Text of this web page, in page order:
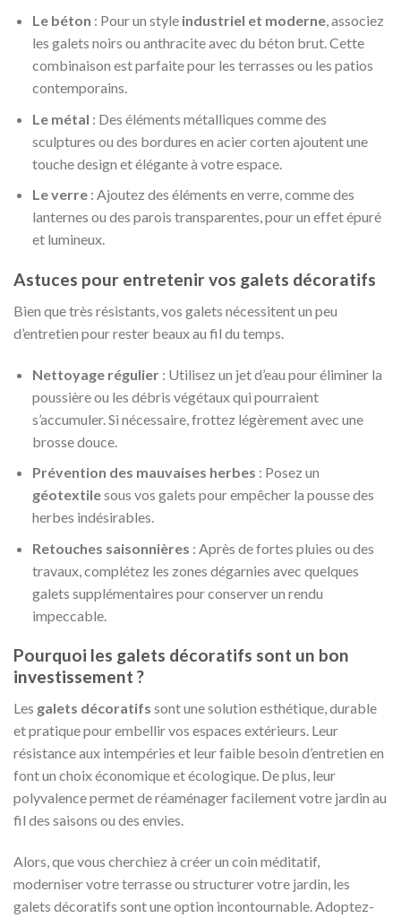
Le béton : Pour un style industriel et moderne, associez
les galets noirs ou anthracite avec du béton brut. Cette
combinaison est parfaite pour les terrasses ou les patios
contemporains.
Le métal : Des éléments métalliques comme des
sculptures ou des bordures en acier corten ajoutent une
touche design et élégante à votre espace.
Le verre: Ajoutez des éléments en verre, comme des
lanternes ou des parois transparentes, pour un effet épuré
et lumineux.
Astuces pour entretenir vos galets décoratifs
Bien que très résistants, vos galets nécessitent un peu
d’entretien pour rester beaux au fil du temps.
Nettoyage régulier: Utilisez un jet d’eau pour éliminer la
poussière ou les débris végétaux qui pourraient
s’accumuler. Si nécessaire, frottez légèrement avec une
brosse douce.
Prévention des mauvaises herbes : Posez un
géotextilesous vos galets pour empêcher la pousse des
herbes indésirables.
Retouches saisonnières : Après de fortes pluies ou des
travaux, complétez les zones dégarnies avec quelques
galets supplémentaires pour conserver un rendu
impeccable.
Pourquoi les galets décoratifs sont un bon
investissement ?
Les galets décoratifs sont une solution esthétique, durable
et pratique pour embellir vos espaces extérieurs. Leur
résistance aux intempéries et leur faible besoin d’entretien en
font un choix économique et écologique. De plus, leur
polyvalence permet de réaménager facilement votre jardin au
fil des saisons ou des envies.
Alors, que vous cherchiez à créer un coin méditatif,
moderniser votre terrasse ou structurer votre jardin, les
galets décoratifs sont une option incontournable. Adoptez-